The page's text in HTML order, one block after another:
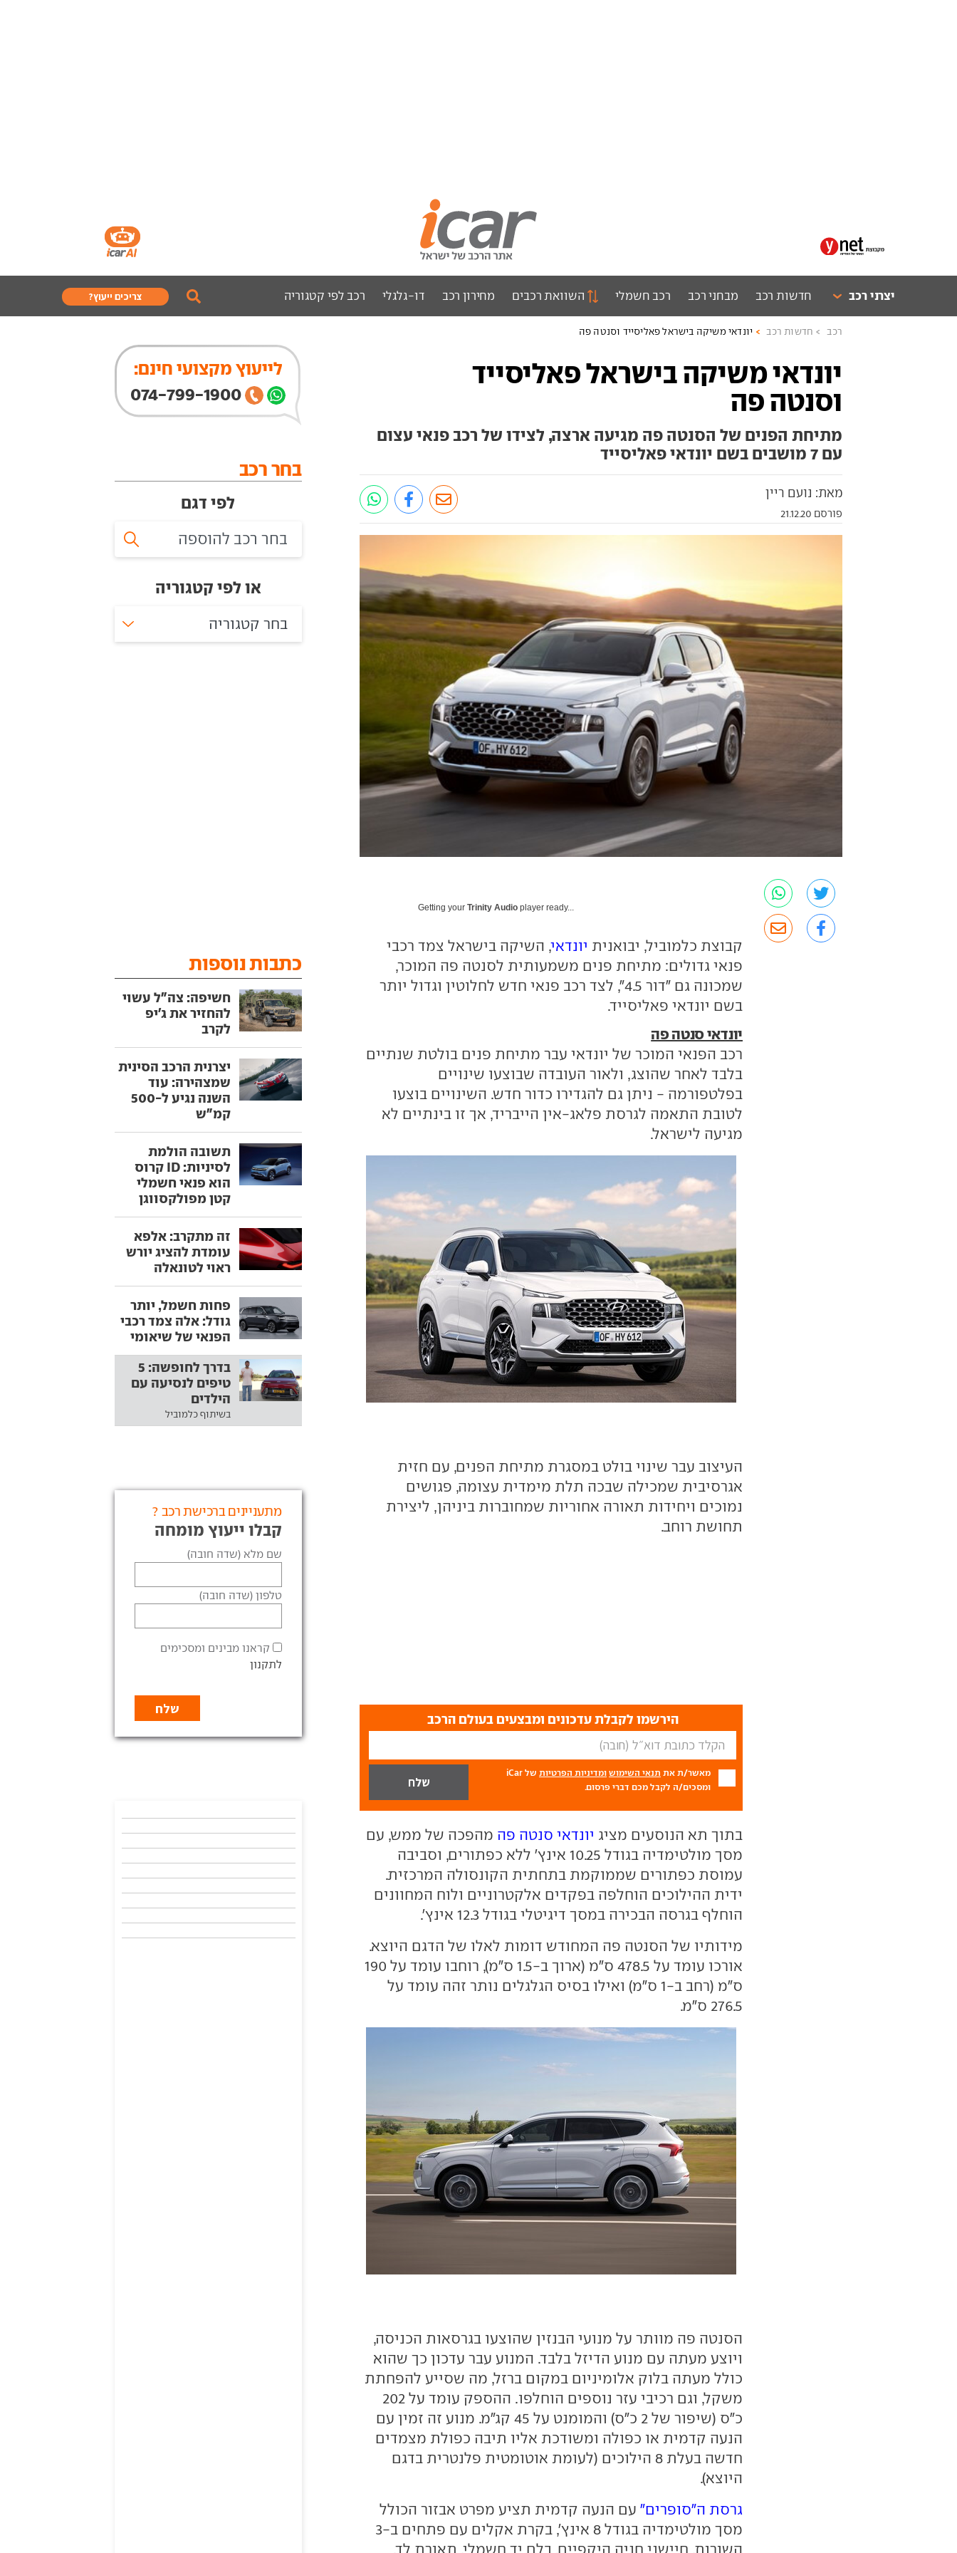
יצרני רכב חדשות רכב מבחני רכב רכב חשמלי השוואת רכבים מחירון רכב דו-גלגלי רכב לפי קטגוריה צריכים ייעוץ?
רכב חדשות רכב יונדאי משיקה בישראל פאליסייד וסנטה פה
יונדאי משיקה בישראל פאליסייד
וסנטה פה
מתיחת הפנים של הסנטה פה מגיעה ארצה, לצידו של רכב פנאי עצום
עם 7 מושבים בשם יונדאי פאליסייד
מאת: נועם ריין
פורסם 21.12.20
Getting yourTrinity Audio player ready...
קבוצת כלמוביל, יבואנית יונדאי, השיקה בישראל צמד רכבי
פנאי גדולים: מתיחת פנים משמעותית לסנטה פה המוכר,
שמכונה גם "דור 4.5", לצד רכב פנאי חדש לחלוטין וגדול יותר
בשם יונדאי פאליסייד.
יונדאי סנטה פה
רכב הפנאי המוכר של יונדאי עבר מתיחת פנים בולטת שנתיים
בלבד לאחר שהוצג, ולאור העובדה שבוצעו שינויים
בפלטפורמה - ניתן גם להגדירו כדור חדש. השינויים בוצעו
לטובת התאמה לגרסת פלאג-אין הייבריד, אך זו בינתיים לא
מגיעה לישראל.
העיצוב עבר שינוי בולט במסגרת מתיחת הפנים, עם חזית
אגרסיבית שמכילה שבכה תלת מימדית עצומה, פגושים
נמוכים ויחידות תאורה אחוריות שמחוברות ביניהן, ליצירת
תחושת רוחב.
הירשמו לקבלת עדכונים ומבצעים בעולם הרכב
מאשר/ת את תנאי השימוש ומדיניות הפרטיות
של iCar
ומסכים/ה לקבל מכם דברי פרסום.
בתוך תא הנוסעים מציג יונדאי סנטה פה מהפכה של ממש, עם
מסך מולטימדיה בגודל 10.25 אינץ' ללא כפתורים, וסביבה
עמוסת כפתורים שממוקמת בתחתית הקונסולה המרכזית.
ידית ההילוכים הוחלפה בפקדים אלקטרוניים ולוח המחוונים
הוחלף בגרסה הבכירה במסך דיגיטלי בגודל 12.3 אינץ'.
מידותיו של הסנטה פה המחודש דומות לאלו של הדגם היוצא.
אורכו עומד על 478.5 ס"מ (ארוך ב-1.5 ס"מ), רוחבו עומד על 190
ס"מ (רחב ב-1 ס"מ) ואילו בסיס הגלגלים נותר זהה עומד על
276.5 ס"מ.
הסנטה פה מוותר על מנועי הבנזין שהוצעו בגרסאות הכניסה,
ויוצע מעתה עם מנוע הדיזל בלבד. המנוע עבר עדכון כך שהוא
כולל מעתה בלוק אלומיניום במקום ברזל, מה שסייע להפחתת
משקל, וגם רכיבי עזר נוספים הוחלפו. ההספק עומד על 202
כ"ס (שיפור של 2 כ"ס) והמומנט על 45 קג"מ. מנוע זה זמין עם
הנעה קדמית או כפולה ומשודכת אליו תיבה כפולת מצמדים
חדשה בעלת 8 הילוכים (לעומת אוטומטית פלנטרית בדגם
היוצא).
גרסת ה"סופרים" עם הנעה קדמית תציע מפרט אבזור הכולל
מסך מולטימדיה בגודל 8 אינץ', בקרת אקלים עם פתחים ב-3
השורות, חיישני חניה היקפיים, בלם יד חשמלי, תאורת לד,
לייעוץ מקצועי חינם:
074-799-1900
בחר רכב
לפי דגם
או לפי קטגוריה
בחר קטגוריה
כתבות נוספות
חשיפה: צה"ל עשוי
להחזיר את ג'יפ
לקרב
יצרנית הרכב הסינית
שמצהירה: עוד
השנה נגיע ל-500
קמ"ש
תשובה הולמת
לסיניות: ID קרוס
הוא פנאי חשמלי
קטן מפולקסווגן
זה מתקרב: אלפא
עומדת להציג יורש
ראוי לטונאלה
פחות חשמל, יותר
גודל: אלה צמד רכבי
הפנאי של שיאומי
בדרך לחופשה: 5
טיפים לנסיעה עם
הילדים
בשיתוף כלמוביל
מתעניינים ברכישת רכב ?
קבלו ייעוץ מומחה
שם מלא (שדה חובה)
טלפון (שדה חובה)
קראנו מבינים ומסכימים
לתקנון